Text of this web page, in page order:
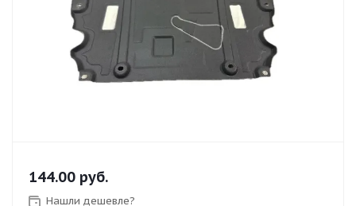
144.00 руб.
Нашли дешевле?